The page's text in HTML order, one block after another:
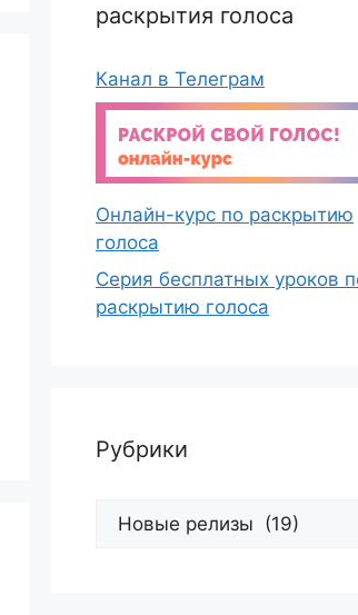
раскрытия голоса
Канал в Телеграм
Онлайн-курс по раскрытию
голоса
Серия бесплатных уроков
раскрытию голоса
Рубрики
Рубрики